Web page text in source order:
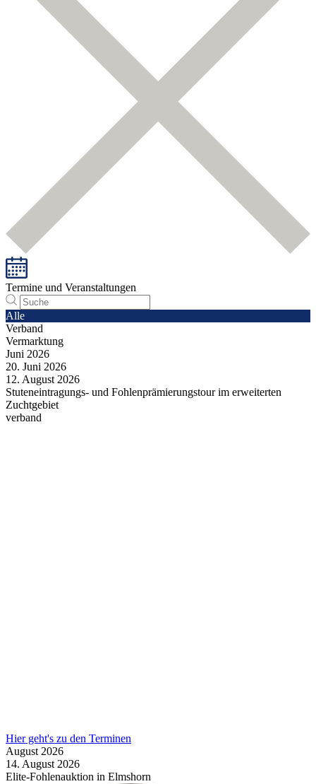
Termine und Veranstaltungen
Alle
Verband
Vermarktung
Juni 2026
20. Juni 2026
12. August 2026
Stuteneintragungs- und Fohlenprämierungstour im erweiterten
Zuchtgebiet
verband
Hier geht's zu den Terminen
August 2026
14. August 2026
Elite-Fohlenauktion in Elmshorn